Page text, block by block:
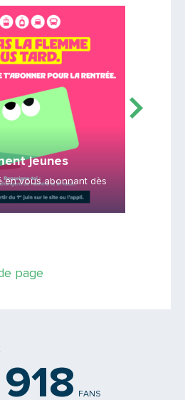
jeunes
en vous abonnant dès
page
FANS